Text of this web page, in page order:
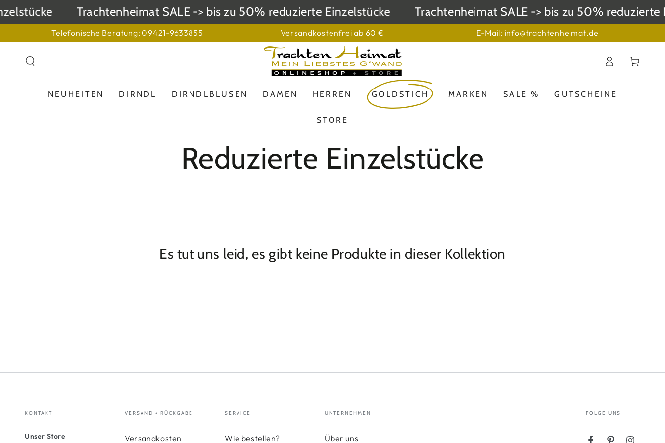
ZUM INHALT
SPRINGEN
Trachtenheimat SALE -> bis zu 50% reduzierte Einzelstücke Trachtenheimat SALE -> bis zu 50% reduzierte
Telefonische Beratung: 09421-9633855 Versandkostenfrei ab 60 € E-Mail: info@trachtenheimat.de
NEUHEITEN DIRNDL DIRNDLBLUSEN DAMEN HERREN GOLDSTICH MARKEN SALE % GUTSCHEINE
STORE
EinloggenWarenkorb
Kollektion:
Reduzierte Einzelstücke
Es tut uns leid, es gibt keine Produkte in dieser Kollektion
KONTAKT
Unser Store
VERSAND + RÜCKGABE
Versandkosten
SERVICE
Wie bestellen?
UNTERNEHMEN
Über uns
FOLGE UNS